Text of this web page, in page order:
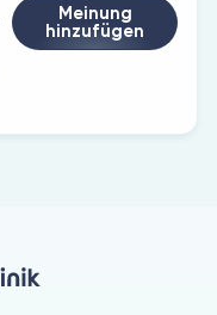
Meinung
hinzufügen